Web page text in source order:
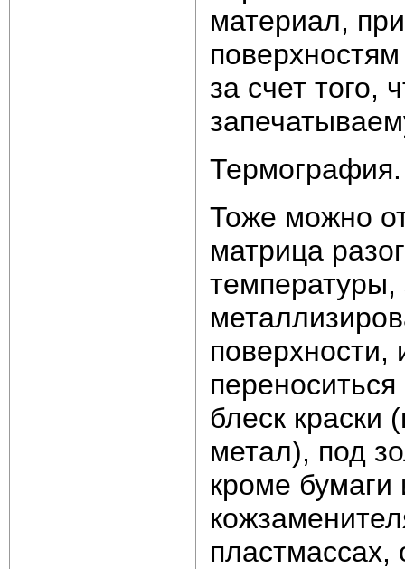
материал,
за счет того,
Термография.
Тоже можно
матрица
блеск краски
метал), под
кроме бумаги
пластмассах,